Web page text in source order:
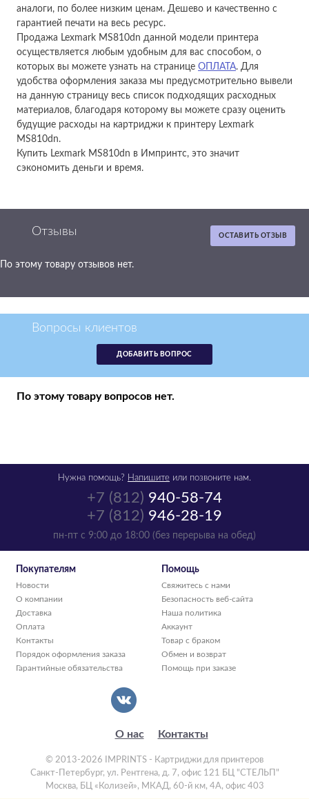
нет в наличии
Картридж
Lexmark
52D5H00 (return
program),
№ 525H
аналоги, по более низким ценам. Дешево и качественно с
гарантией печати на весь ресурс.
Продажа Lexmark MS810dn данной модели принтера
осуществляется любым удобным для вас способом, о
которых вы можете узнать на странице ОПЛАТА. Для
удобства оформления заказа мы предусмотрительно вывели
на данную страницу весь список подходящих расходных
материалов, благодаря которому вы можете сразу оценить
будущие расходы на картриджи к принтеру Lexmark
MS810dn.
Купить Lexmark MS810dn в Импринтс, это значит
сэкономить деньги и время.
ОСТАВИТЬ ОТЗЫВ
Отзывы
По этому товару отзывов нет.
ДОБАВИТЬ ВОПРОС
Вопросы клиентов
По этому товару вопросов нет.
+7 (812) 940-58-74
+7 (812) 946-28-19
пн-пт с 9:00 до 18:00 (без перерыва на обед)
Нужна помощь? Напишите или позвоните нам.
Покупателям
Новости
О компании
Доставка
Оплата
Контакты
Порядок оформления заказа
Гарантийные обязательства
Помощь
Свяжитесь с нами
Безопасность веб-сайта
Наша политика
Аккаунт
Товар с браком
Обмен и возврат
Помощь при заказе
О нас Контакты
© 2013-2026 IMPRINTS - Картриджи для принтеров
Санкт-Петербург, ул. Рентгена, д. 7, офис 121 БЦ "СТЕЛЬП"
Москва, БЦ «Колизей», МКАД, 60-й км, 4А, офис 403